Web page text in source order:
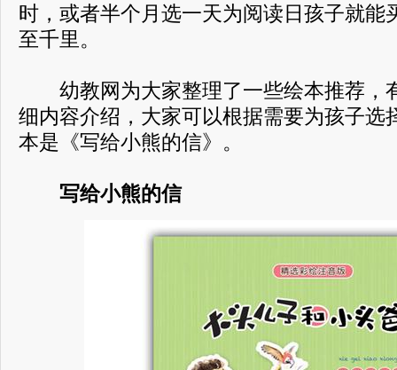
时，或者半个月选一天为阅读日孩子就能
至千里。
幼教网为大家整理了一些绘本推荐，
细内容介绍，大家可以根据需要为孩子选
本是《写给小熊的信》。
写给小熊的信